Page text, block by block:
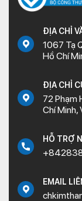
ĐỊA CHỈ
1067 Tạ
Hồ Chí
ĐỊA CHỈ
72 Phạm
Chí Minh,
HỖ TRỢ
EMAIL